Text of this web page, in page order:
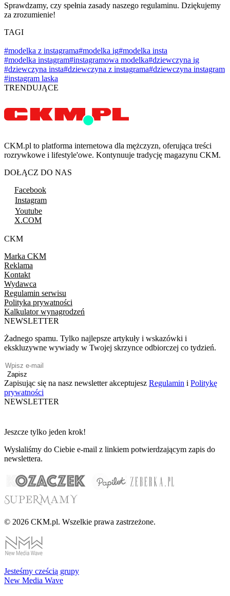
Sprawdzamy, czy spełnia zasady naszego regulaminu. Dziękujemy
za zrozumienie!
TAGI
#modelka z instagrama#modelka ig#modelka insta
#modelka instagram#instagramowa modelka#dziewczyna ig
#dziewczyna insta#dziewczyna z instagrama#dziewczyna instagram
#instagram laska
TRENDUJĄCE
CKM.pl to platforma internetowa dla mężczyzn, oferująca treści
rozrywkowe i lifestyle'owe. Kontynuuje tradycję magazynu CKM.
DOŁĄCZ DO NAS
Facebook
Instagram
Youtube
X.COM
CKM
Marka CKM
Reklama
Kontakt
Wydawca
Regulamin serwisu
Polityka prywatności
Kalkulator wynagrodzeń
NEWSLETTER
Żadnego spamu. Tylko najlepsze artykuły i wskazówki i
ekskluzywne wywiady w Twojej skrzynce odbiorczej co tydzień.
Zapisz
Zapisując się na nasz newsletter akceptujesz Regulamin i Politykę
prywatności
NEWSLETTER
Jeszcze tylko jeden krok!
Wysłaliśmy do Ciebie e-mail z linkiem potwierdzającym zapis do
newslettera.
© 2026 CKM.pl. Wszelkie prawa zastrzeżone.
Jesteśmy cześcią grupy
New Media Wave